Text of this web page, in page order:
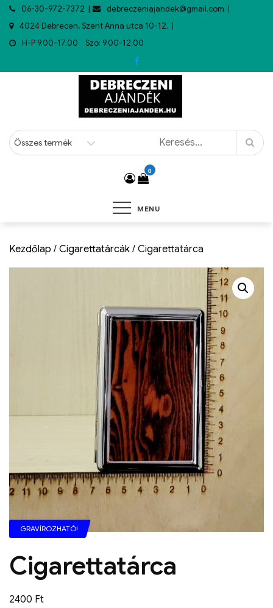
06-30-972-7372
debreczeniajandek@gmail.com
4024 Debrecen, Szent Anna utca 10-12.
H-P 9.00-17.00 Szo: 9.00-12.00
0
MENU
Kezdőlap / Cigarettatárcák / Cigarettatárca
GRAVÍROZHATÓ!
Cigarettatárca
2400 Ft